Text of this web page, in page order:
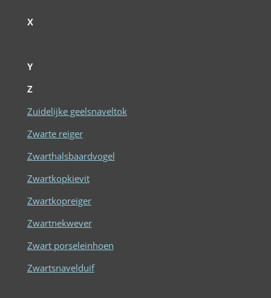
X
Y
Z
Zuidelijke geelsnaveltok
Zwarte reiger
Zwarthalsbaardvogel
Zwartkopkievit
Zwartkopreiger
Zwartnekwever
Zwart porseleinhoen
Zwartsnavelduif